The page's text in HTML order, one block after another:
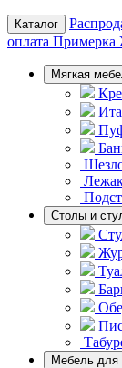
Каталог
оплата Примерка
Мягкая
Столы и
Мебель для